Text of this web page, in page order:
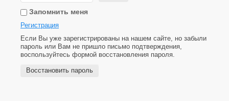
Запомнить меня
Регистрация
Если Вы уже зарегистрированы на нашем сайте, но забыли
пароль или Вам не пришло письмо подтверждения,
воспользуйтесь формой восстановления пароля.
Восстановить пароль